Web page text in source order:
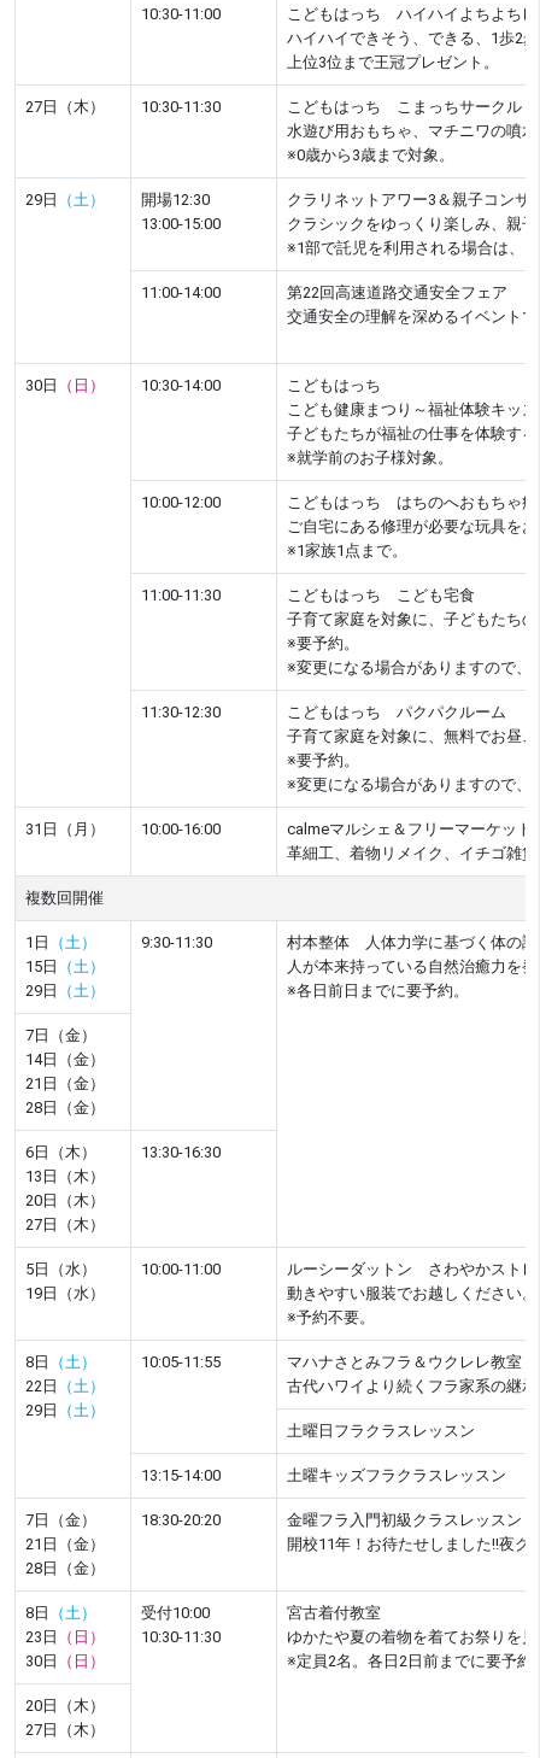
10:30-11:00
こどもはっち ハイハイよちよちレ
ハイハイできそう、できる、1歩2
上位3位まで王冠プレゼント。
27日（木） 10:30-11:30
こどもはっち こまっちサークル
水遊び用おもちゃ、マチニワの噴
※0歳から3歳まで対象。
29日 （土）
開場12:30
13:00-15:00
クラリネットアワー3＆親子コンサ
クラシックをゆっくり楽しみ、親
※1部で託児を利用される場合は、
11:00-14:00
第22回高速道路交通安全フェア
交通安全の理解を深めるイベント
30日 （日） 10:30-14:00
こどもはっち
こども健康まつり～福祉体験キッ
子どもたちが福祉の仕事を体験す
※就学前のお子様対象。
10:00-12:00
こどもはっち はちのへおもちゃ病
ご自宅にある修理が必要な玩具を
※1家族1点まで。
11:00-11:30
こどもはっち こども宅食
子育て家庭を対象に、子どもたち
※要予約。
※変更になる場合がありますので、
11:30-12:30
こどもはっち パクパクルーム
子育て家庭を対象に、無料でお昼
※要予約。
※変更になる場合がありますので、
31日（月） 10:00-16:00
calmeマルシェ＆フリーマーケット
革細工、着物リメイク、イチゴ雑
複数回開催
1日
（土）
15日
（土）
29日
（土）
9:30-11:30
村本整体 人体力学に基づく体の調
人が本来持っている自然治癒力を
※各日前日までに要予約。
7日（金）
14日（金）
21日（金）
28日（金）
6日（木）
13日（木）
20日（木）
27日（木）
13:30-16:30
5日（水）
19日（水）
10:00-11:00
ルーシーダットン さわやかストレ
動きやすい服装でお越しください
※予約不要。
8日
（土）
22日
（土）
29日
（土）
10:05-11:55
マハナさとみフラ＆ウクレレ教室
古代ハワイより続くフラ家系の継
土曜日フラクラスレッスン
13:15-14:00 土曜キッズフラクラスレッスン
7日（金）
21日（金）
28日（金）
18:30-20:20
金曜フラ入門初級クラスレッスン
開校11年！お待たせしました!!夜
8日
（土）
23日
（日）
30日
（日）
受付10:00
10:30-11:30
宮古着付教室
ゆかたや夏の着物を着てお祭りを
※定員2名。各日2日前までに要予約
20日（木）
27日（木）